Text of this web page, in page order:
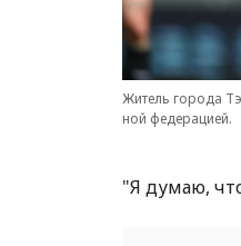
Житель города
ной федерацией.
"Я думаю,